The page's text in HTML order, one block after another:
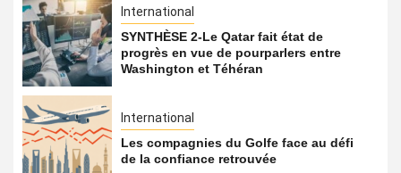
International
SYNTHÈSE 2-Le Qatar fait état de
progrès en vue de pourparlers entre
Washington et Téhéran
International
Les compagnies du Golfe face au défi
de la confiance retrouvée